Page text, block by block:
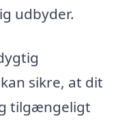
udbyder.
sikre, at dit
tilgængeligt